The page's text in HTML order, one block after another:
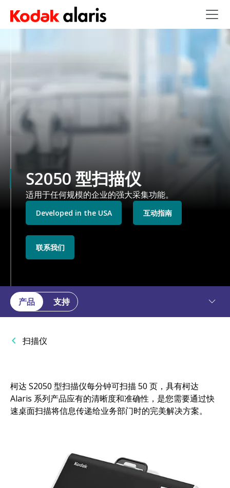
Skip to main content
S2050 型扫描仪
适用于任何规模的企业的强大采集功能。
Developed in the USA 互动指南
联系我们
产品 支持
扫描仪
柯达 S2050 型扫描仪每分钟可扫描 50 页，具有柯达
Alaris 系列产品应有的清晰度和准确性，是您需要通过快
速桌面扫描将信息传递给业务部门时的完美解决方案。